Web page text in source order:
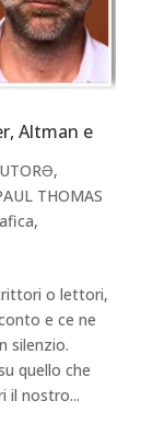
Altman e
,
THOMAS
,
o lettori,
e ce ne
silenzio.
quello che
il nostro...